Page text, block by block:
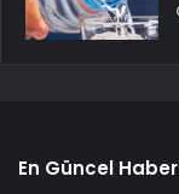
En Güncel